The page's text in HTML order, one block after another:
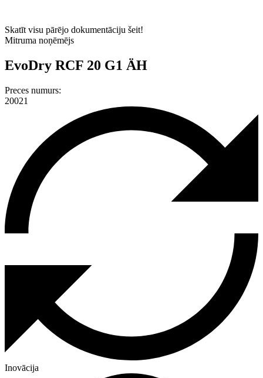
Skatīt visu pārējo dokumentāciju šeit!
Mitruma noņēmējs
EvoDry RCF 20 G1 ÄH
Preces numurs:
20021
Inovācija